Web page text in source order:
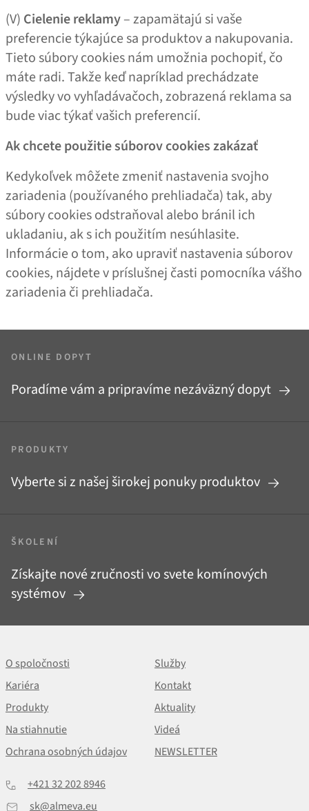
(V) Cielenie reklamy– zapamätajú si vaše
preferencie týkajúce sa produktov a nakupovania.
Tieto súbory cookies nám umožnia pochopiť, čo
máte radi. Takže keď napríklad prechádzate
výsledky vo vyhľadávačoch, zobrazená reklama sa
bude viac týkať vašich preferencií.
Ak chcete použitie súborov cookies zakázať
Kedykoľvek môžete zmeniť nastavenia svojho
zariadenia (používaného prehliadača) tak, aby
súbory cookies odstraňoval alebo bránil ich
ukladaniu, ak s ich použitím nesúhlasite.
Informácie o tom, ako upraviť nastavenia súborov
cookies, nájdete v príslušnej časti pomocníka vášho
zariadenia či prehliadača.
ONLINE DOPYT
Poradíme vám a pripravíme nezáväzný dopyt
PRODUKTY
Vyberte si z našej širokej ponuky produktov
ŠKOLENÍ
Získajte nové zručnosti vo svete komínových
systémov
O spoločnosti
Služby
Kariéra
Kontakt
Produkty
Aktuality
Na stiahnutie
Videá
Ochrana osobných údajov
NEWSLETTER
+421 32 202 8946
sk@almeva.eu